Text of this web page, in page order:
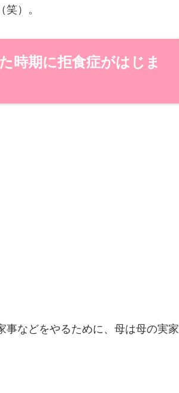
）。
時期に拒食症がはじま
事などをやるために、母は母の実家